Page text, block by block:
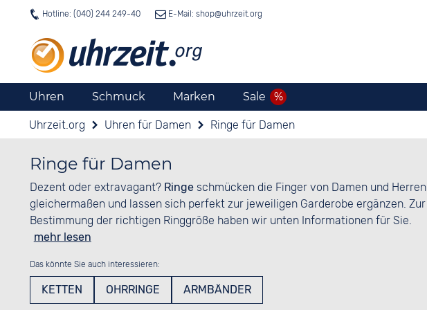
Hotline: (040) 244 249-40 E-Mail: shop@uhrzeit.org
Uhren Schmuck Marken Sale
Uhrzeit.org Uhren für Damen Ringe für Damen
Ringe für Damen
Dezent oder extravagant? Ringeschmücken die Finger von Damen und Herren
gleichermaßen und lassen sich perfekt zur jeweiligen Garderobe ergänzen. Zur
Bestimmung der richtigen Ringgröße haben wir unten Informationen für Sie.
mehr lesen
Das könnte Sie auch interessieren:
KETTEN OHRRINGE ARMBÄNDER